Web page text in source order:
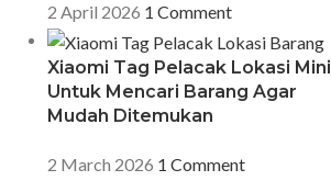
2 April 2026 1 Comment
Xiaomi Tag Pelacak Lokasi Mini
Untuk Mencari Barang Agar
Mudah Ditemukan
2 March 2026 1 Comment